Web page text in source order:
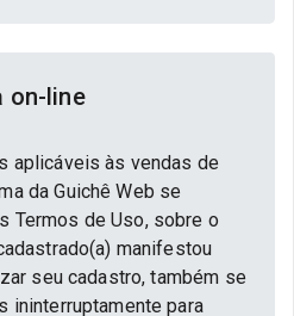
on-line
aplicáveis às vendas de
da Guichê Web se
Termos de Uso, sobre o
manifestou
seu cadastro, também se
ininterruptamente para